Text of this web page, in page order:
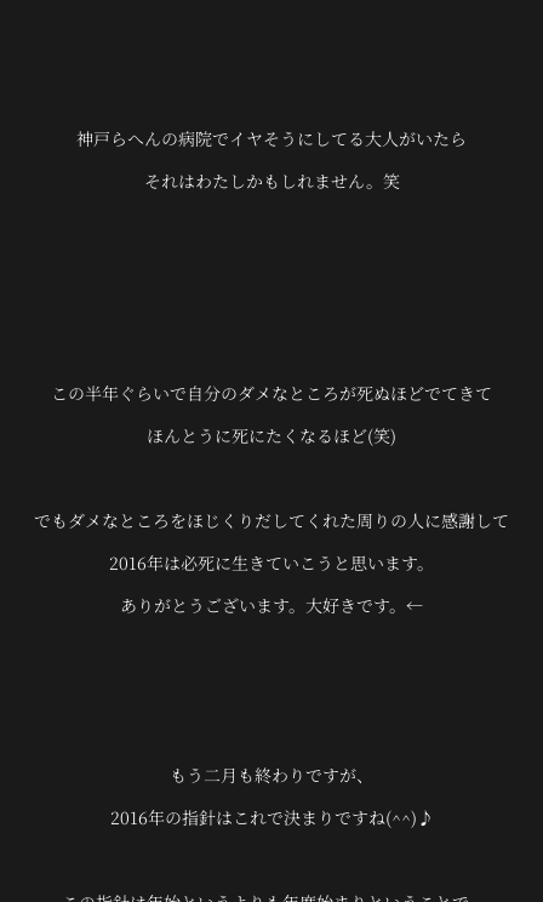
神戸らへんの病院でイヤそうにしてる大人がいたら
それはわたしかもしれません。笑
この半年ぐらいで自分のダメなところが死ぬほどでてきて
ほんとうに死にたくなるほど(笑)
でもダメなところをほじくりだしてくれた周りの人に感謝して
2016年は必死に生きていこうと思います。
ありがとうございます。大好きです。←
もう二月も終わりですが、
2016年の指針はこれで決まりですね(^^)♪